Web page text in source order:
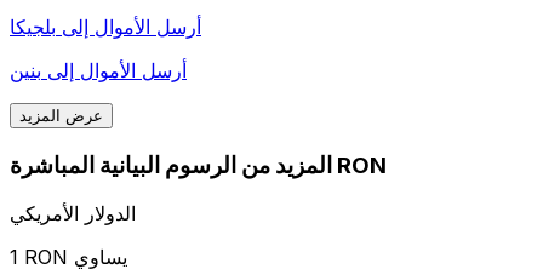
أرسل الأموال إلى بلجيكا
أرسل الأموال إلى بنين
عرض المزيد
المزيد من الرسوم البيانية المباشرة RON
الدولار الأمريكي
1 RON يساوي